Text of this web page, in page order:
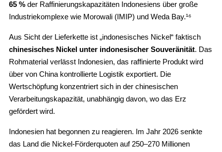
65 % der Raffinierungskapazitäten Indonesiens über große
Industriekomplexe wie Morowali (IMIP) und Weda Bay.¹⁶
Aus Sicht der Lieferkette ist „indonesisches Nickel“ faktisch
chinesisches Nickel unter indonesischer Souveränität. Das
Rohmaterial verlässt Indonesien, das raffinierte Produkt wird
über von China kontrollierte Logistik exportiert. Die
Wertschöpfung konzentriert sich in der chinesischen
Verarbeitungskapazität, unabhängig davon, wo das Erz
gefördert wird.
Indonesien hat begonnen zu reagieren. Im Jahr 2026 senkte
das Land die Nickel-Förderquoten auf 250–270 Millionen